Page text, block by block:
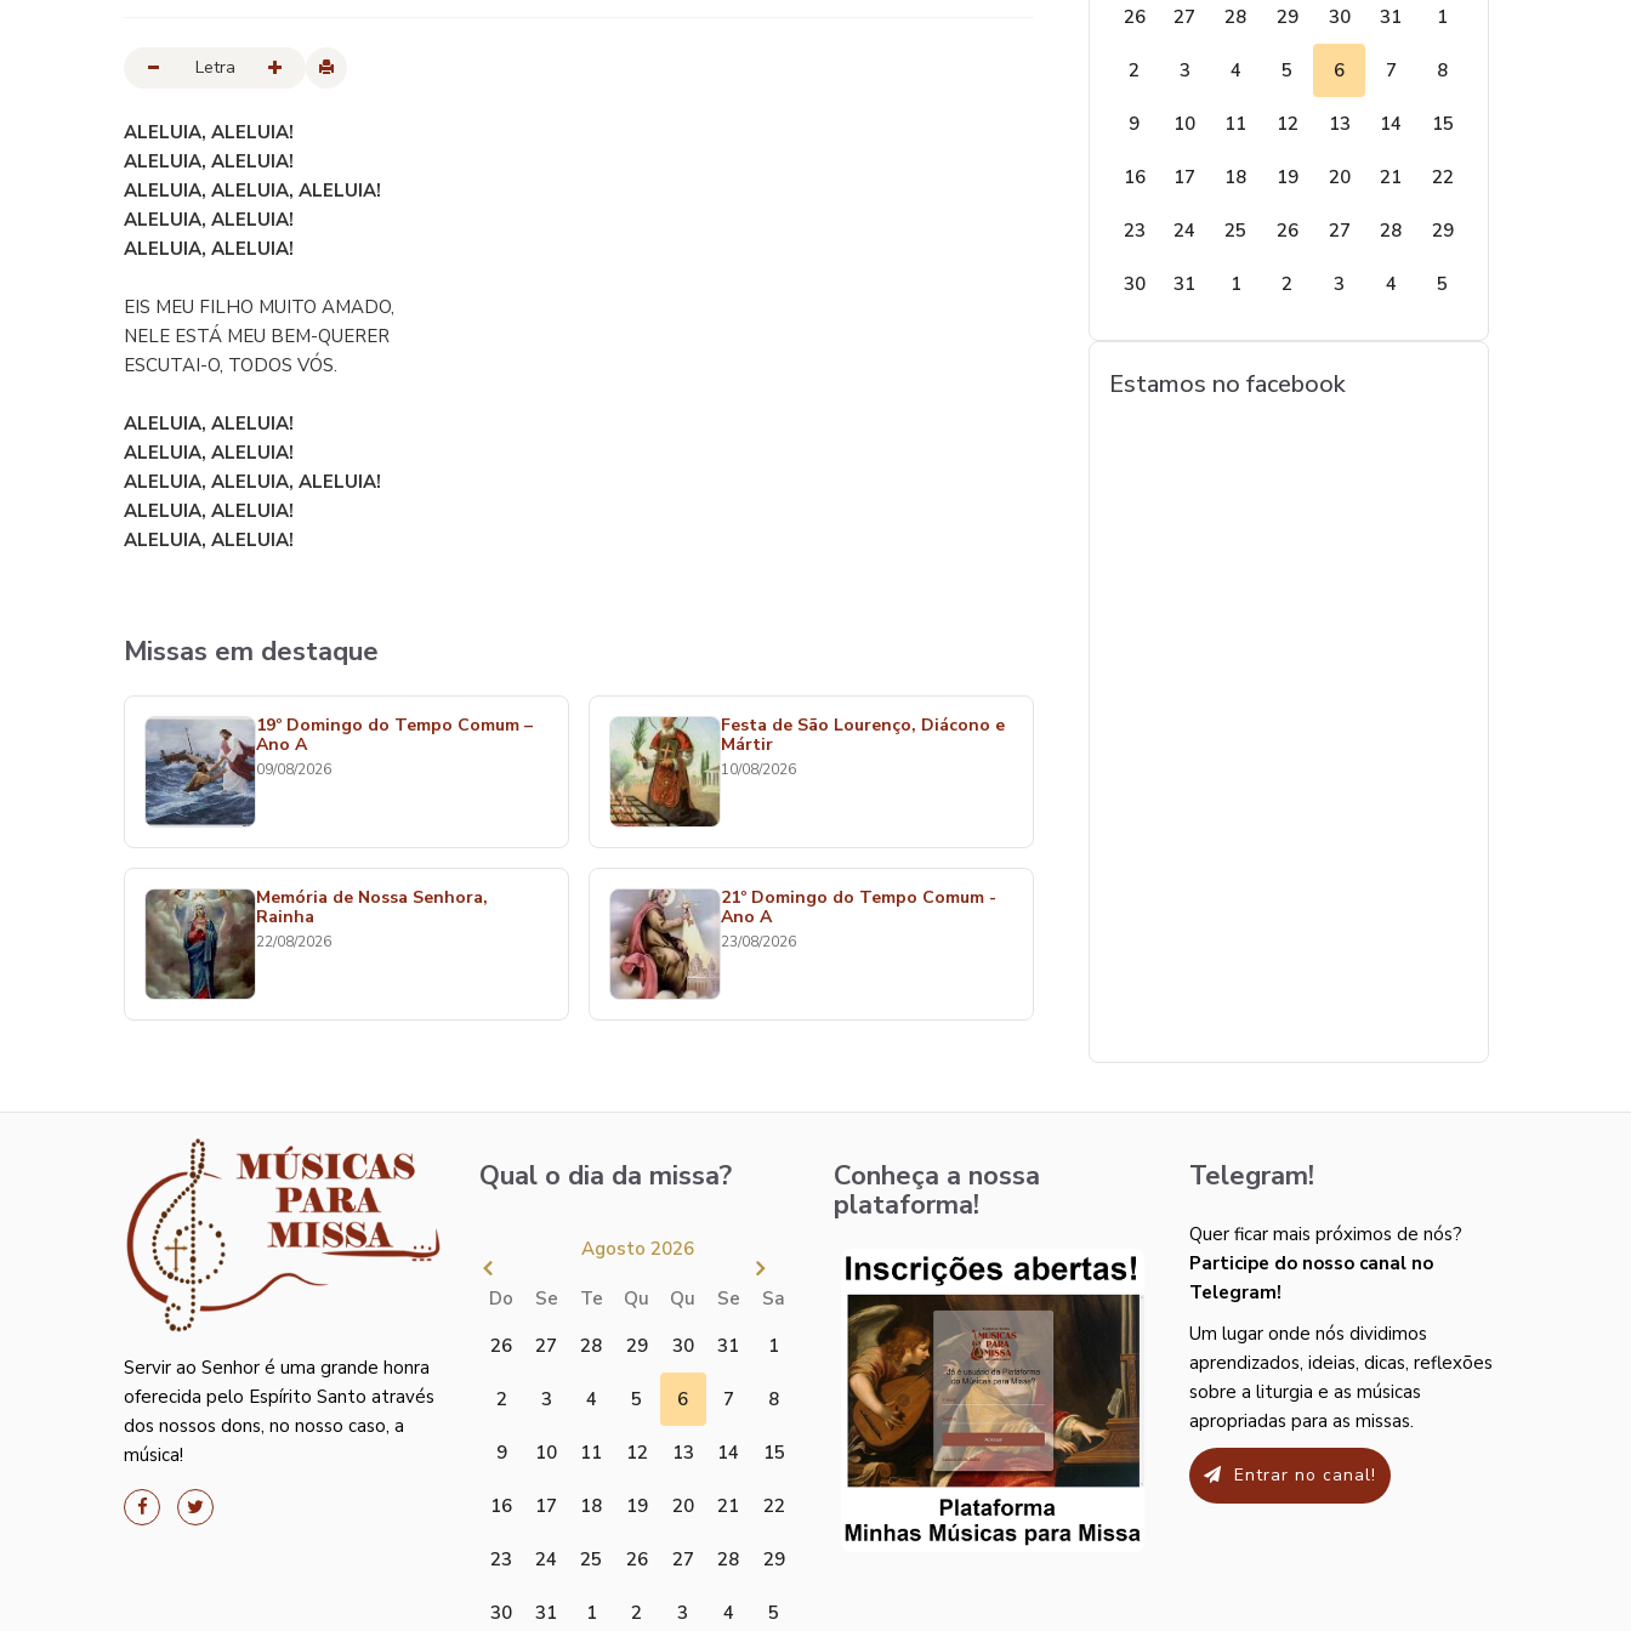
Letra
ALELUIA, ALELUIA!
ALELUIA, ALELUIA!
ALELUIA, ALELUIA, ALELUIA!
ALELUIA, ALELUIA!
ALELUIA, ALELUIA!
EIS MEU FILHO MUITO AMADO,
NELE ESTÁ MEU BEM-QUERER
ESCUTAI-O, TODOS VÓS.
ALELUIA, ALELUIA!
ALELUIA, ALELUIA!
ALELUIA, ALELUIA, ALELUIA!
ALELUIA, ALELUIA!
ALELUIA, ALELUIA!
Missas em destaque
19º Domingo do Tempo Comum –
Ano A
09/08/2026
Festa de São Lourenço, Diácono e
Mártir
10/08/2026
Memória de Nossa Senhora,
Rainha
22/08/2026
21º Domingo do Tempo Comum -
Ano A
23/08/2026
26
27 28 29 30 31 1
2 3 4 5 6 7 8
9 10 11 12 13 14 15
16 17 18 19 20 21 22
23 24 25 26 27 28 29
30 31 1 2 3 4 5
Estamos no facebook
Servir ao Senhor é uma grande honra
oferecida pelo Espírito Santo através
dos nossos dons, no nosso caso, a
música!
Qual o dia da missa?
Agosto 2026
Do Se Te Qu Qu Se
Sa
26
27 28 29 30 31 1
2 3 4 5 6 7 8
9 10 11 12 13 14 15
16 17 18 19 20 21 22
23 24 25 26 27 28 29
30 31 1 2 3 4 5
Conheça a nossa
plataforma!
Telegram!
Quer ficar mais próximos de nós?
Participe do nosso canal no
Telegram!
Um lugar onde nós dividimos
aprendizados, ideias, dicas, reflexões
sobre a liturgia e as músicas
apropriadas para as missas.
Entrar no canal!